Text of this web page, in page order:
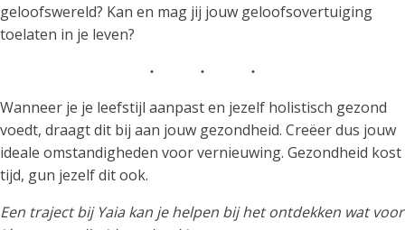
geloofswereld? Kan en mag jij jouw geloofsovertuiging
toelaten in je leven?
Wanneer je je leefstijl aanpast en jezelf holistisch gezond
voedt, draagt dit bij aan jouw gezondheid. Creëer dus jouw
ideale omstandigheden voor vernieuwing. Gezondheid kost
tijd, gun jezelf dit ook.
Een traject bij Yaia kan je helpen bij het ontdekken wat voor